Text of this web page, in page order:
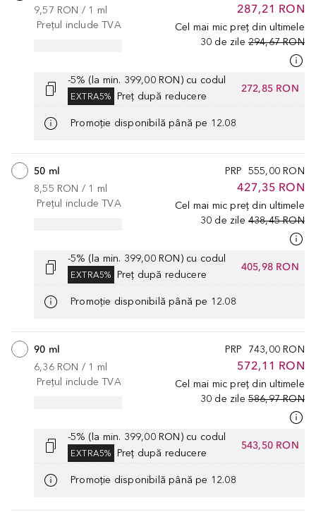
287,21 RON
Cel mai mic preț din ultimele
30 de zile 294,67 RON
9,57 RON / 1 ml
Prețul include TVA
-5% (la min. 399,00 RON) cu codul
EXTRA5% Preț după reducere
272,85 RON
Promoție disponibilă până pe 12.08
PRP 555,00 RON
427,35 RON
Cel mai mic preț din ultimele
30 de zile 438,45 RON
50 ml
8,55 RON / 1 ml
Prețul include TVA
-5% (la min. 399,00 RON) cu codul
EXTRA5% Preț după reducere
405,98 RON
Promoție disponibilă până pe 12.08
PRP 743,00 RON
572,11 RON
Cel mai mic preț din ultimele
30 de zile 586,97 RON
90 ml
6,36 RON / 1 ml
Prețul include TVA
-5% (la min. 399,00 RON) cu codul
EXTRA5% Preț după reducere
543,50 RON
Promoție disponibilă până pe 12.08